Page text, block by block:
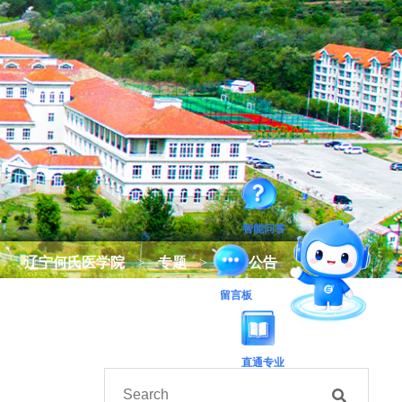
辽宁何氏医学院 > 专题 > 招标公告
智能问答
留言板
直通专业